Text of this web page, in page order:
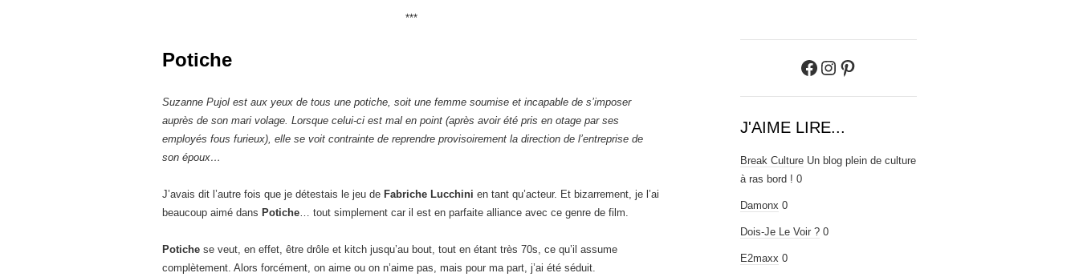
***
Potiche
Suzanne Pujol est aux yeux de tous une potiche, soit une femme soumise et incapable de s’imposer
auprès de son mari volage. Lorsque celui-ci est mal en point (après avoir été pris en otage par ses
employés fous furieux), elle se voit contrainte de reprendre provisoirement la direction de l’entreprise de
son époux…
J’avais dit l’autre fois que je détestais le jeu de Fabriche Lucchini en tant qu’acteur. Et bizarrement, je l’ai
beaucoup aimé dans Potiche … tout simplement car il est en parfaite alliance avec ce genre de film.
Potiche se veut, en effet, être drôle et kitch jusqu’au bout, tout en étant très 70s, ce qu’il assume
complètement. Alors forcément, on aime ou on n’aime pas, mais pour ma part, j’ai été séduit.
Facebook
Instagram
Pinterest
J'AIME LIRE...
Break Culture Un blog plein de culture
à ras bord ! 0
Damonx 0
Dois-Je Le Voir ? 0
E2maxx 0